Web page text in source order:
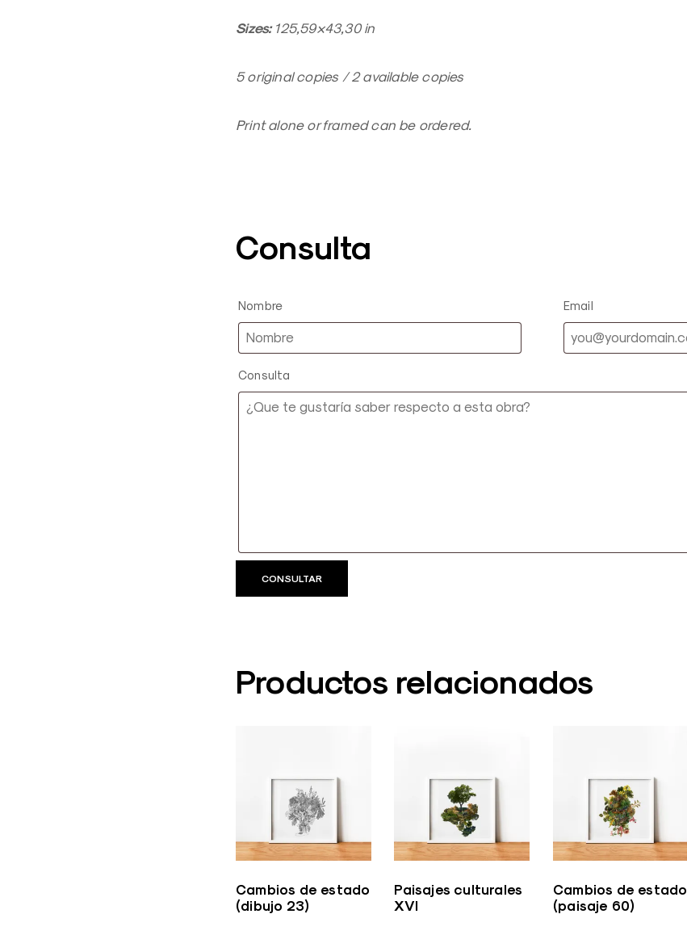
Sizes:125,59×43,30 in
5 original copies / 2 available copies
Print alone or framed can be ordered.
Consulta
Nombre Email
Consulta
Productos relacionados
Cambios de estado
(dibujo 23)
Paisajes culturales
XVI
Cambios de estado
(paisaje 60)